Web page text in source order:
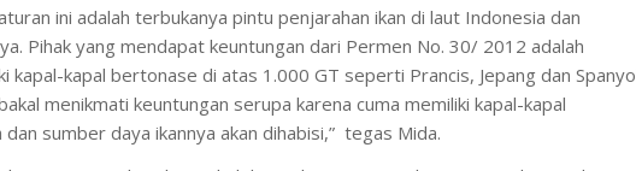
ini adalah terbukanya pintu penjarahan ikan di laut Indonesia dan
Pihak yang mendapat keuntungan dari Permen No. 30/ 2012 adalah
kapal-kapal bertonase di atas 1.000 GT seperti Prancis, Jepang dan
menikmati keuntungan serupa karena cuma memiliki kapal-kapal
sumber daya ikannya akan dihabisi,” tegas Mida.